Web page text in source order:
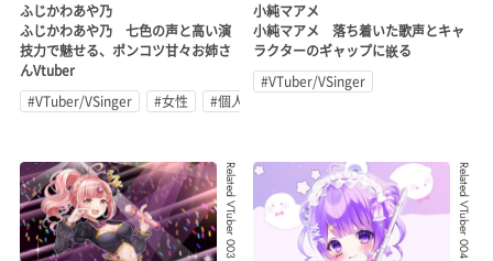
ふじかわあや乃
ふじかわあや乃 七色の声と高い演
技力で魅せる、ポンコツ甘々お姉さ
んVtuber
#VTuber/VSinger
#女性 #個人勢
小純マアメ
小純マアメ 落ち着いた歌声とキャ
ラクターのギャップに嵌る
#VTuber/VSinger
Related VTuber 003 Related VTuber 004